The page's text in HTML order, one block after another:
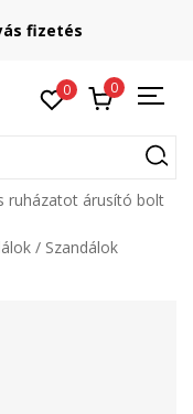
fizetés
0 0
ruházatot árusító bolt
Szandálok